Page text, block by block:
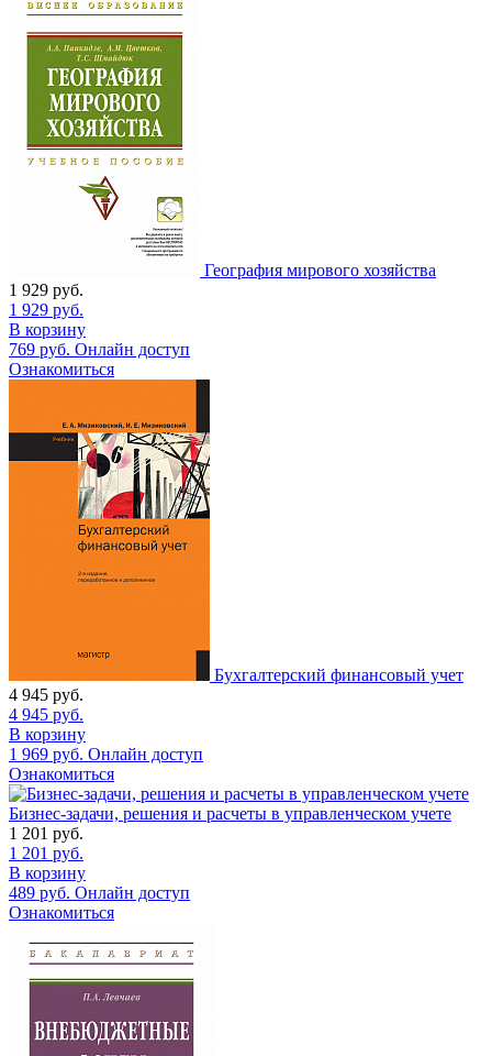
География мирового хозяйства
1 929 руб.
1 929 руб.
В корзину
769 руб. Онлайн доступ
Ознакомиться
Бухгалтерский финансовый учет
4 945 руб.
4 945 руб.
В корзину
1 969 руб. Онлайн доступ
Ознакомиться
Бизнес-задачи, решения и расчеты в управленческом учете
1 201 руб.
1 201 руб.
В корзину
489 руб. Онлайн доступ
Ознакомиться